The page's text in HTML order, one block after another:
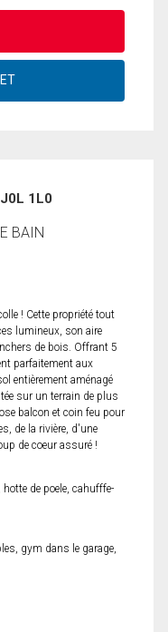
1L0
BAIN
! Cette propriété tout
lumineux, son aire
de bois. Offrant 5
parfaitement aux
entièrement aménagé
sur un terrain de plus
balcon et coin feu pour
de la rivière, d'une
de coeur assuré !
de poele, cahufffe-
gym dans le garage,